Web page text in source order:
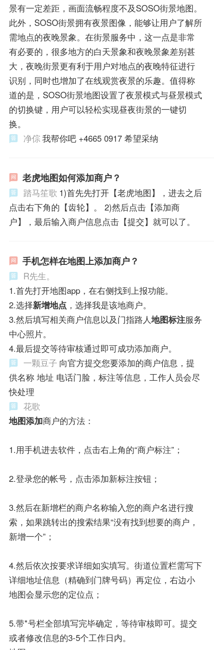
景有一定差距，画面流畅程度不及SOSO街景地图。
此外，SOSO街景拥有夜景图像，能够让用户了解所
需地点的夜晚景象。在街景服务中，这一点是非常
有必要的，很多地方的白天景象和夜晚景象差别甚
大，夜晚街景更有利于用户对地点的夜晚特征进行
识别，同时也增加了在线观赏夜景的乐趣。值得称
道的是，SOSO街景地图设置了夜景模式与昼景模式
的切换键，用户可以轻松实现昼夜街景的一键切
换。
净倧我帮你吧 +4665 0917 希望采纳
老虎地图如何添加商户？
踏马笙歌 1)首先先打开【老虎地图】，进去之后
点击右下角的【齿轮】。 2)然后点击【添加商
户】，最后输入商户信息点击【提交】就可以了。
手机怎样在地图上添加商户？
R先生。
1.首先打开地图app，在右侧找到上报功能。
2.选择新增地点 ，选择我是该地商户。
3.然后填写相关商户信息以及门指路人地图标注服务
中心照片。
4.最后提交等待审核通过即可成功添加商户。
一颗豆子 向官方提交您要添加的商户信息，提
供名称 地址 电话门脸，标注等信息，工作人员会尽
快处理
花歌
地图添加商户的方法：
1.用手机进去软件，点击右上角的“商户标注”；
2.登录您的帐号，点击添加新标注按钮；
3.然后在新增栏的商户名称输入您的商户名进行搜
索，如果跳转出的搜索结果“没有找到想要的商户，
新增一个”；
4.然后依次按要求详细如实填写。街道位置栏需写下
详细地址信息（精确到门牌号码）再定位，右边小
地图会显示您的定位点；
5.带*号栏全部填写完毕确定，等待审核即可。提交
或者修改信息的3-5个工作日内。